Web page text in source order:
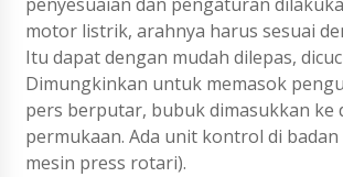
penyesuaian dan pengaturan
motor listrik, arahnya harus sesuai
Itu dapat dengan mudah dilepas,
Dimungkinkan untuk memasok
pers berputar, bubuk dimasukkan ke
permukaan. Ada unit kontrol di
mesin press rotari).